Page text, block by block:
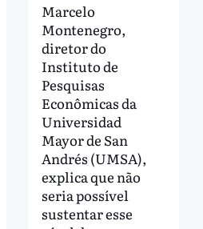
Marcelo
Montenegro,
diretor do
Instituto de
Pesquisas
Econômicas da
Universidad
Mayor de San
Andrés (UMSA),
explica que não
seria possível
sustentar esse